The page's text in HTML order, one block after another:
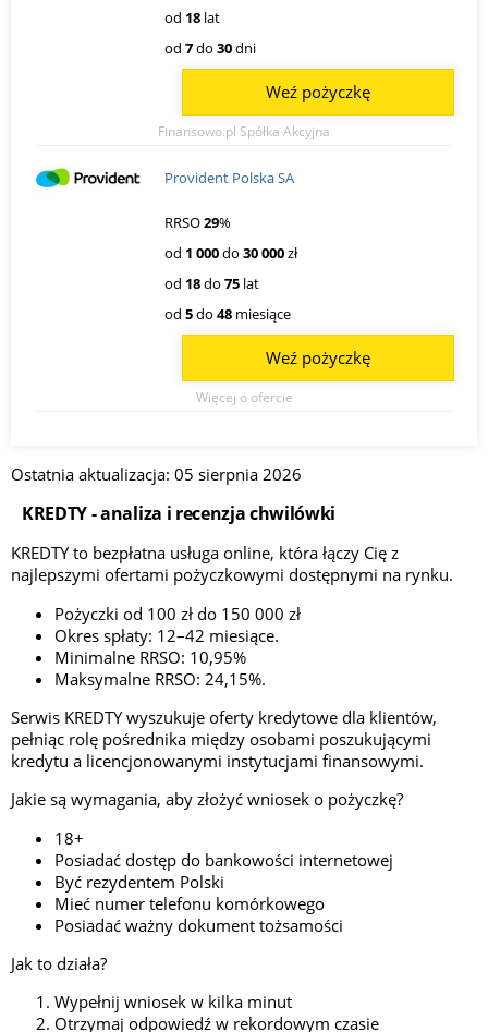
od 18 lat
od 7do 30dni
Finansowo.pl Spółka Akcyjna
Weź pożyczkę
Provident Polska SA
RRSO29%
od 1 000do 30 000zł
od 18do 75 lat
od 5do 48 miesiące
Więcej o ofercie
Weź pożyczkę
Ostatnia aktualizacja: 05 sierpnia 2026
KREDTY - analiza i recenzja chwilówki
KREDTY to bezpłatna usługa online, która łączy Cię z
najlepszymi ofertami pożyczkowymi dostępnymi na rynku.
Pożyczki od 100 zł do 150 000 zł
Okres spłaty: 12–42 miesiące.
Minimalne RRSO: 10,95%
Maksymalne RRSO: 24,15%.
Serwis KREDTY wyszukuje oferty kredytowe dla klientów,
pełniąc rolę pośrednika między osobami poszukującymi
kredytu a licencjonowanymi instytucjami finansowymi.
Jakie są wymagania, aby złożyć wniosek o pożyczkę?
18+
Posiadać dostęp do bankowości internetowej
Być rezydentem Polski
Mieć numer telefonu komórkowego
Posiadać ważny dokument tożsamości
Jak to działa?
Wypełnij wniosek w kilka minut
Otrzymaj odpowiedź w rekordowym czasie